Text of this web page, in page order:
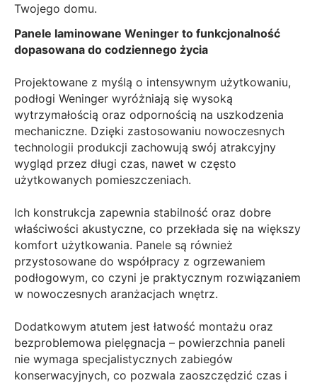
Twojego domu.
Panele laminowane Weninger to funkcjonalność
dopasowana do codziennego życia
Projektowane z myślą o intensywnym użytkowaniu,
podłogi Weninger wyróżniają się wysoką
wytrzymałością oraz odpornością na uszkodzenia
mechaniczne. Dzięki zastosowaniu nowoczesnych
technologii produkcji zachowują swój atrakcyjny
wygląd przez długi czas, nawet w często
użytkowanych pomieszczeniach.
Ich konstrukcja zapewnia stabilność oraz dobre
właściwości akustyczne, co przekłada się na większy
komfort użytkowania. Panele są również
przystosowane do współpracy z ogrzewaniem
podłogowym, co czyni je praktycznym rozwiązaniem
w nowoczesnych aranżacjach wnętrz.
Dodatkowym atutem jest łatwość montażu oraz
bezproblemowa pielęgnacja – powierzchnia paneli
nie wymaga specjalistycznych zabiegów
konserwacyjnych, co pozwala zaoszczędzić czas i